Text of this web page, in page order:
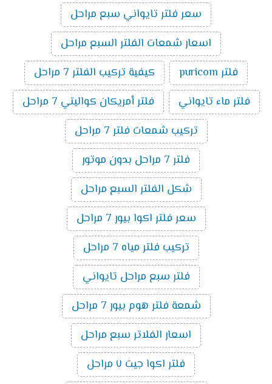
سعر فلتر تايواني سبع مراحل
اسعار شمعات الفلتر السبع مراحل
فلتر puricom
كيفية تركيب الفلتر 7 مراحل
فلتر ماء تايواني
فلتر أمريكان كواليتي 7 مراحل
تركيب شمعات فلتر 7 مراحل
فلتر 7 مراحل بدون موتور
شكل الفلتر السبع مراحل
سعر فلتر اكوا بيور 7 مراحل
تركيب فلتر مياه 7 مراحل
فلتر سبع مراحل تايواني
شمعة فلتر هوم بيور 7 مراحل
اسعار الفلاتر سبع مراحل
فلتر اكوا جيت ٧ مراحل